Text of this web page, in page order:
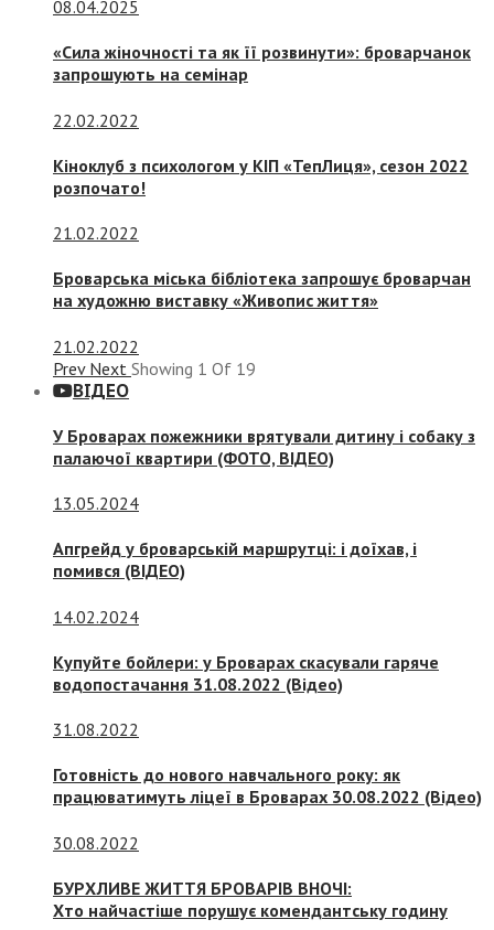
08.04.2025
«Сила жіночності та як її розвинути»: броварчанок
запрошують на семінар
22.02.2022
Кіноклуб з психологом у КІП «ТепЛиця», сезон 2022
розпочато!
21.02.2022
Броварська міська бібліотека запрошує броварчан
на художню виставку «Живопис життя»
21.02.2022
Prev Next Showing 1 Of 19
ВІДЕО
У Броварах пожежники врятували дитину і собаку з
палаючої квартири (ФОТО, ВІДЕО)
13.05.2024
Апгрейд у броварській маршрутці: і доїхав, і
помився (ВІДЕО)
14.02.2024
Купуйте бойлери: у Броварах скасували гаряче
водопостачання 31.08.2022 (Відео)
31.08.2022
Готовність до нового навчального року: як
працюватимуть ліцеї в Броварах 30.08.2022 (Відео)
30.08.2022
БУРХЛИВЕ ЖИТТЯ БРОВАРІВ ВНОЧІ:
Хто найчастіше порушує комендантську годину